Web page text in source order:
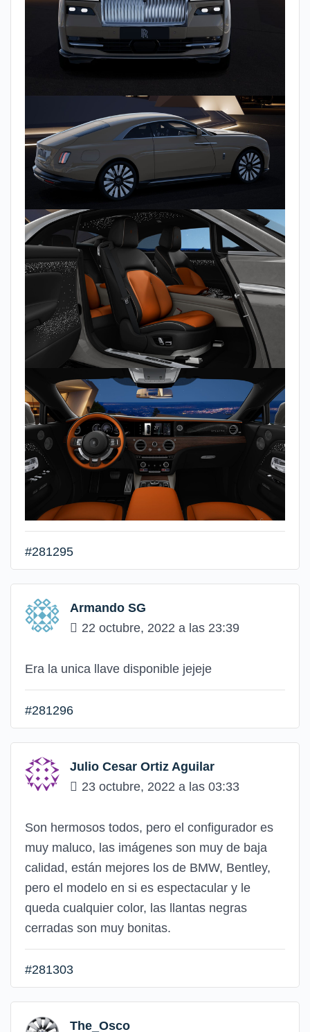
#281295
Armando SG
22 octubre, 2022 a las 23:39
Era la unica llave disponible jejeje
#281296
Julio Cesar Ortiz Aguilar
23 octubre, 2022 a las 03:33
Son hermosos todos, pero el configurador es
muy maluco, las imágenes son muy de baja
calidad, están mejores los de BMW, Bentley,
pero el modelo en si es espectacular y le
queda cualquier color, las llantas negras
cerradas son muy bonitas.
#281303
The_Osco